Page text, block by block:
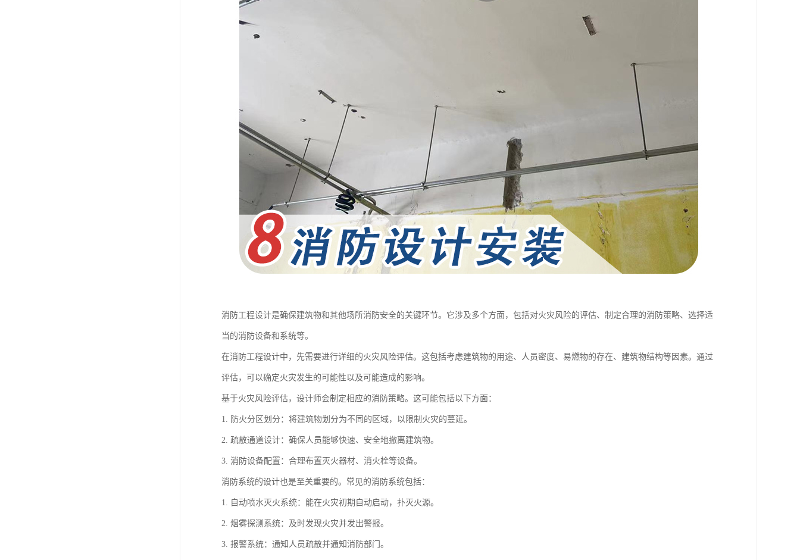
消防工程设计是确保建筑物和其他场所消防安全的关键环节。它涉及多个方面，包括对火灾风险的评估、制定合理的消防策略、选择适
当的消防设备和系统等。
在消防工程设计中，先需要进行详细的火灾风险评估。这包括考虑建筑物的用途、人员密度、易燃物的存在、建筑物结构等因素。通过
评估，可以确定火灾发生的可能性以及可能造成的影响。
基于火灾风险评估，设计师会制定相应的消防策略。这可能包括以下方面：
1. 防火分区划分：将建筑物划分为不同的区域，以限制火灾的蔓延。
2. 疏散通道设计：确保人员能够快速、安全地撤离建筑物。
3. 消防设备配置：合理布置灭火器材、消火栓等设备。
消防系统的设计也是至关重要的。常见的消防系统包括：
1. 自动喷水灭火系统：能在火灾初期自动启动，扑灭火源。
2. 烟雾探测系统：及时发现火灾并发出警报。
3. 报警系统：通知人员疏散并通知消防部门。